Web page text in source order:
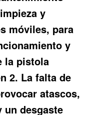
y
móviles, para
y
la pistola
2. La falta de
atascos,
un desgaste